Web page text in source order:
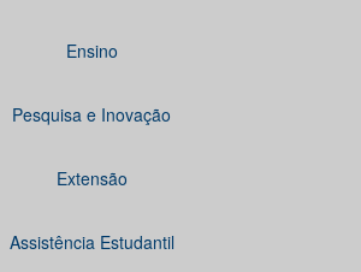
Ensino
Pesquisa e Inovação
Extensão
Assistência Estudantil